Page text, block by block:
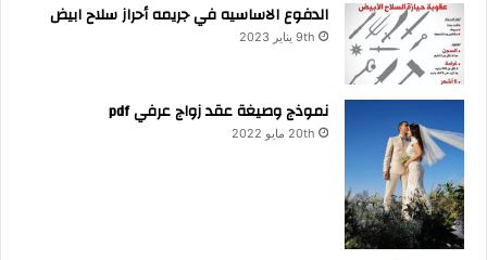
الدفوع الاساسيه في جريمه أحراز سلاح ابيض
9th يناير 2023
نموذج وصيغة عقد زواج عرفي pdf
20th مايو 2022